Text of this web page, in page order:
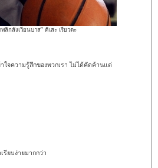
ลิกสังเวียนบาส” คิเสะ เรียวตะ
ใจความรู้สึกของพวกเรา ไม่ได้คัดค้านแต่
รียบง่ายมากกว่า